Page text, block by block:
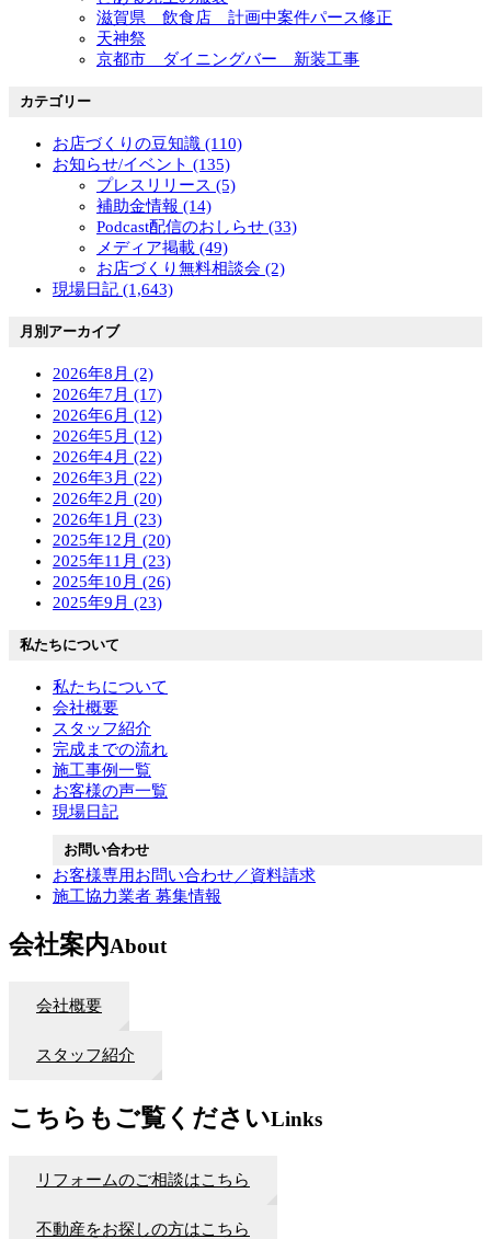
滋賀県 飲食店 計画中案件パース修正
天神祭
京都市 ダイニングバー 新装工事
カテゴリー
お店づくりの豆知識 (110)
お知らせ/イベント (135)
プレスリリース (5)
補助金情報 (14)
Podcast配信のおしらせ (33)
メディア掲載 (49)
お店づくり無料相談会 (2)
現場日記 (1,643)
月別アーカイブ
2026年8月 (2)
2026年7月 (17)
2026年6月 (12)
2026年5月 (12)
2026年4月 (22)
2026年3月 (22)
2026年2月 (20)
2026年1月 (23)
2025年12月 (20)
2025年11月 (23)
2025年10月 (26)
2025年9月 (23)
私たちについて
私たちについて
会社概要
スタッフ紹介
完成までの流れ
施工事例一覧
お客様の声一覧
現場日記
お問い合わせ
お客様専用お問い合わせ／資料請求
施工協力業者 募集情報
会社案内About
会社概要
スタッフ紹介
こちらもご覧くださいLinks
リフォームのご相談はこちら
不動産をお探しの方はこちら